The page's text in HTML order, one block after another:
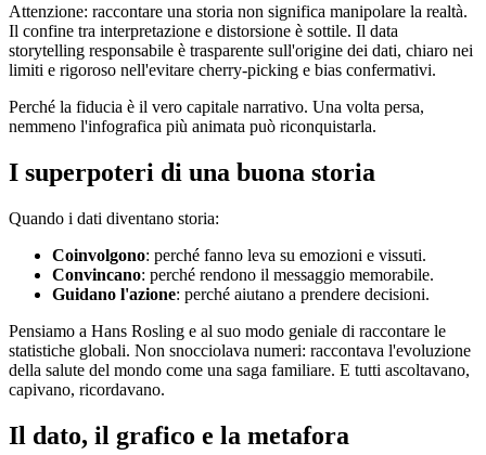
Attenzione: raccontare una storia non significa manipolare la realtà.
Il confine tra interpretazione e distorsione è sottile. Il data
storytelling responsabile è trasparente sull'origine dei dati, chiaro nei
limiti e rigoroso nell'evitare cherry-picking e bias confermativi.
Perché la fiducia è il vero capitale narrativo. Una volta persa,
nemmeno l'infografica più animata può riconquistarla.
I superpoteri di una buona storia
Quando i dati diventano storia:
Coinvolgono: perché fanno leva su emozioni e vissuti.
Convincano: perché rendono il messaggio memorabile.
Guidano l'azione: perché aiutano a prendere decisioni.
Pensiamo a Hans Rosling e al suo modo geniale di raccontare le
statistiche globali. Non snocciolava numeri: raccontava l'evoluzione
della salute del mondo come una saga familiare. E tutti ascoltavano,
capivano, ricordavano.
Il dato, il grafico e la metafora